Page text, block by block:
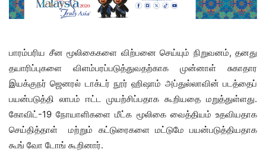
பாரம்பரிய சீன மூலிகைகளை விற்பனை செய்யும் நிறுவனம், தனது
தயாரிப்புகளை விளம்பரப்படுத்துவதற்காக முன்னாள் சுகாதார
இயக்குநர் ஜெனரல் டாக்டர் நூர் ஹிஷாம் அப்துல்லாவின் படத்தைப்
பயன்படுத்தி லாபம் ஈட்ட முயற்சிப்பதாக கூறியதை மறுத்துள்ளது.
கோவிட்-19 நோயாளிகளை மீட்க மூலிகை வைத்தியம் உதவியதாக
செய்தித்தாள் மற்றும் கட்டுரைகளை மட்டுமே பயன்படுத்தியதாக
கூங் வோ டோங் கூறினார்.